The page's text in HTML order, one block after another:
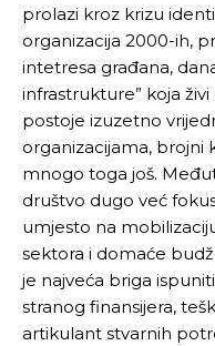
prolazi kroz krizu
organizacija 2000-ih,
intetresa građana,
infrastrukture” koja
postoje izuzetno
organizacijama, brojni
mnogo toga još.
društvo dugo već
umjesto na
sektora i domaće
je najveća briga
stranog finansijera,
artikulant stvarnih